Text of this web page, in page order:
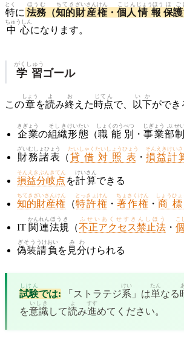
特
とく
に 法務
ほうむ
（知的
ちてき
財産
ざいさん
権
けん
・ 個人
こじん
情報
じょうほう
保護
ほご
中心
ちゅうしん
になります。
学習
がくしゅう
ゴール
この章
しょう
を読
よ
み終
お
えた時点
じてん
で、 以下
いか
ができ
企業
きぎょう
の組織
そしき
形態
けいたい
（職能
しょくのう
別
べつ
・ 事業
じぎょう
部
ぶ
制
せ
財務諸表
ざいむしょひょう
（貸借対照表
たいしゃくたいしょうひょう
・ 損益計
そんえきけいさ
損益分岐点
そんえきぶんきてん
を計算
けいさん
できる
知的財産権
ちてきざいさんけん
（特許権
とっきょけん
・ 著作権
ちょさくけん
・ 商
しょうひょ
IT 関連
かんれん
法規
ほうき
（不正アクセス禁止法
ふせいあくせすきんしほう
・
こ
偽装
ぎそう
請負
うけおい
を 見分
みわ
けられる
試験
しけん
では: 「ストラテジ系
けい
」は単
たん
なる
を意識
いしき
して読
よ
み進
すす
めてください。